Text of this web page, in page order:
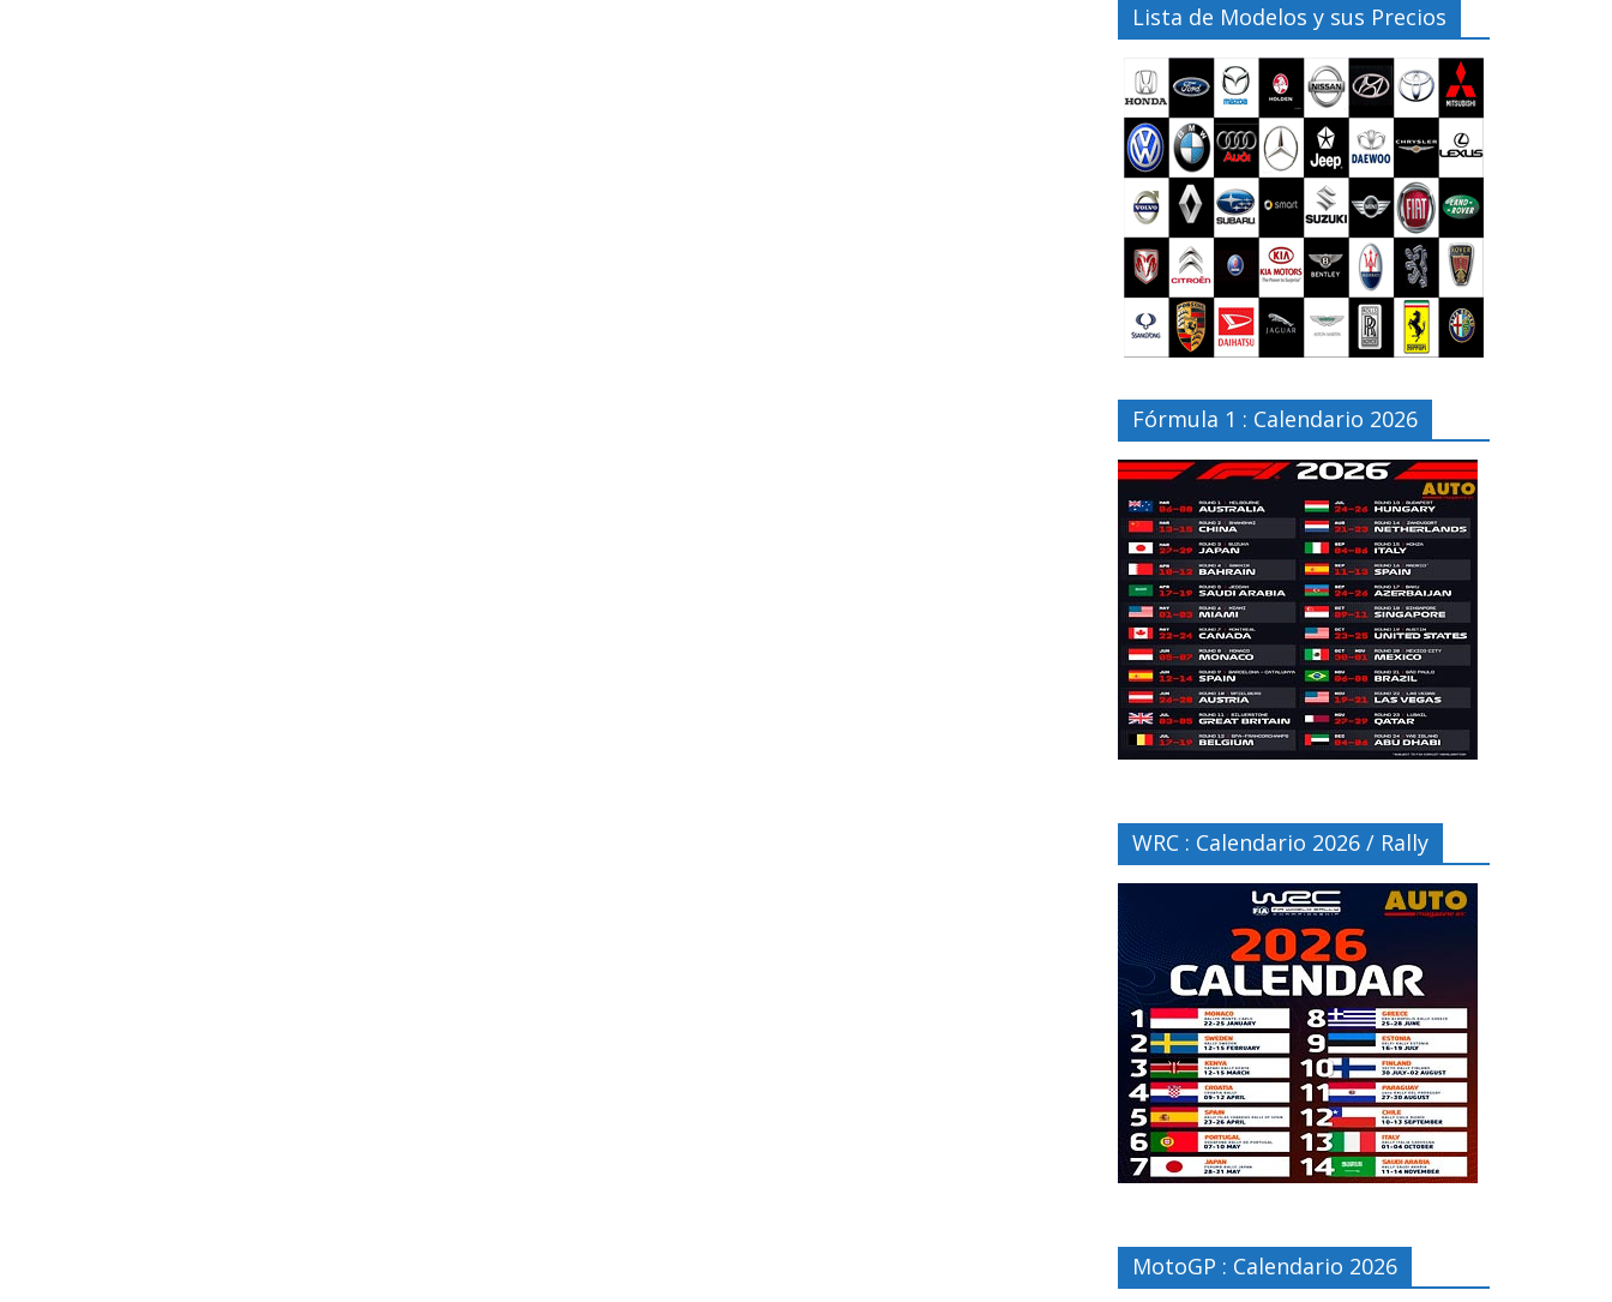
Lista de Modelos y sus Precios
Fórmula 1 : Calendario 2026
WRC : Calendario 2026 / Rally
MotoGP : Calendario 2026